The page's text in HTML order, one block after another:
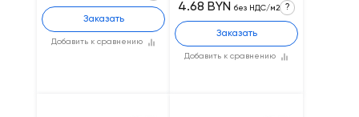
Добавить к сравнению
Заказать
Добавить к сравнению
4.68 BYN без НДС/м2 ?
Заказать